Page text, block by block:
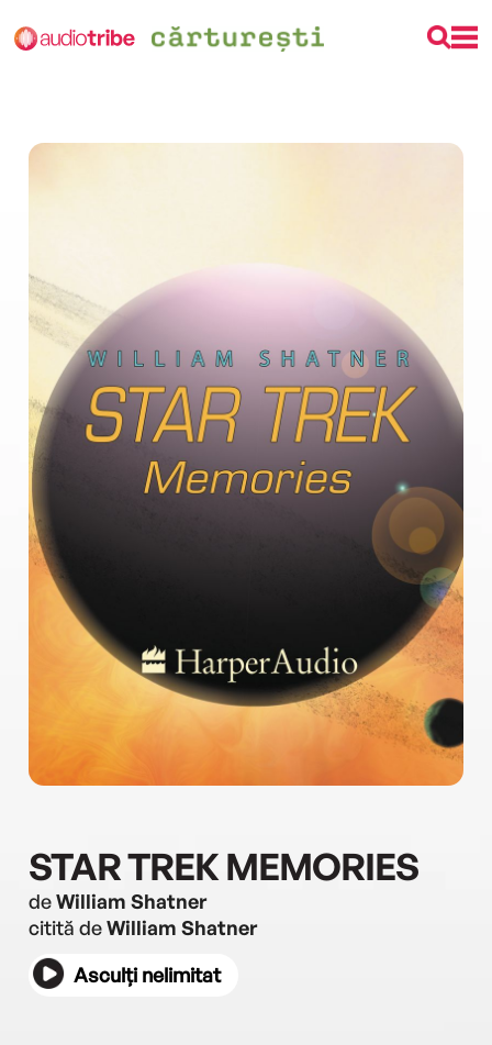
STAR TREK MEMORIES
deWilliam Shatner
citită deWilliam Shatner
Asculți nelimitat